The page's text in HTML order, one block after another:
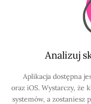
Analizuj
Aplikacja dostępna
oraz iOS. Wystarczy, że
systemów, a zostaniesz